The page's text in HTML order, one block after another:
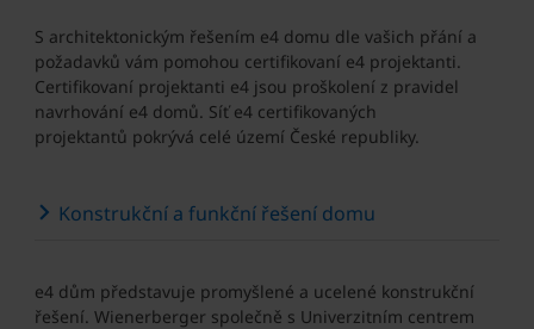
S architektonickým řešením e4 domu dle vašich přání a
požadavků vám pomohou certifikovaní e4 projektanti.
Certifikovaní projektanti e4 jsou proškolení z pravidel
navrhování e4 domů. Síť e4 certifikovaných
projektantů pokrývá celé území České republiky.
Konstrukční a funkční řešení domu
e4 dům představuje promyšlené a ucelené konstrukční
řešení. Wienerberger společně s Univerzitním centrem